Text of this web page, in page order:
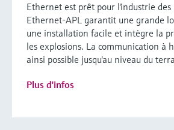
Ethernet est prêt pour l'industrie des
Ethernet-APL garantit une grande
une installation facile et intègre la
les explosions. La communication à
ainsi possible jusqu'au niveau du
Plus d'infos